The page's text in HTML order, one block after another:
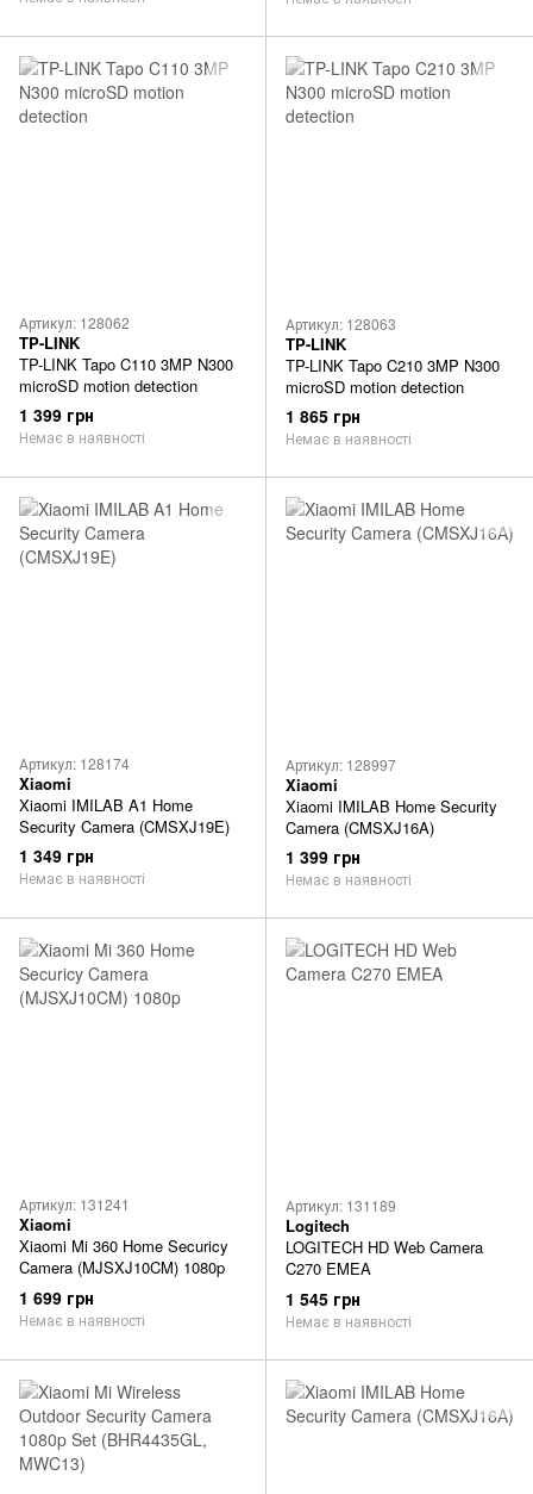
Артикул: 128062
TP-LINK
TP-LINK Tapo C110 3MP N300
microSD motion detection
1 399 грн
Немає в наявності
Артикул: 128063
TP-LINK
TP-LINK Tapo C210 3MP N300
microSD motion detection
1 865 грн
Немає в наявності
Артикул: 128174
Xiaomi
Xiaomi IMILAB A1 Home
Security Camera (CMSXJ19E)
1 349 грн
Немає в наявності
Артикул: 128997
Xiaomi
Xiaomi IMILAB Home Security
Camera (CMSXJ16A)
1 399 грн
Немає в наявності
Артикул: 131241
Xiaomi
Xiaomi Mi 360 Home Securicy
Camera (MJSXJ10CM) 1080p
1 699 грн
Немає в наявності
Артикул: 131189
Logitech
LOGITECH HD Web Camera
C270 EMEA
1 545 грн
Немає в наявності